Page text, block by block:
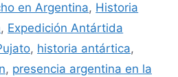
en Argentina, Historia
, Expedición Antártida
, historia antártica,
, presencia argentina en la